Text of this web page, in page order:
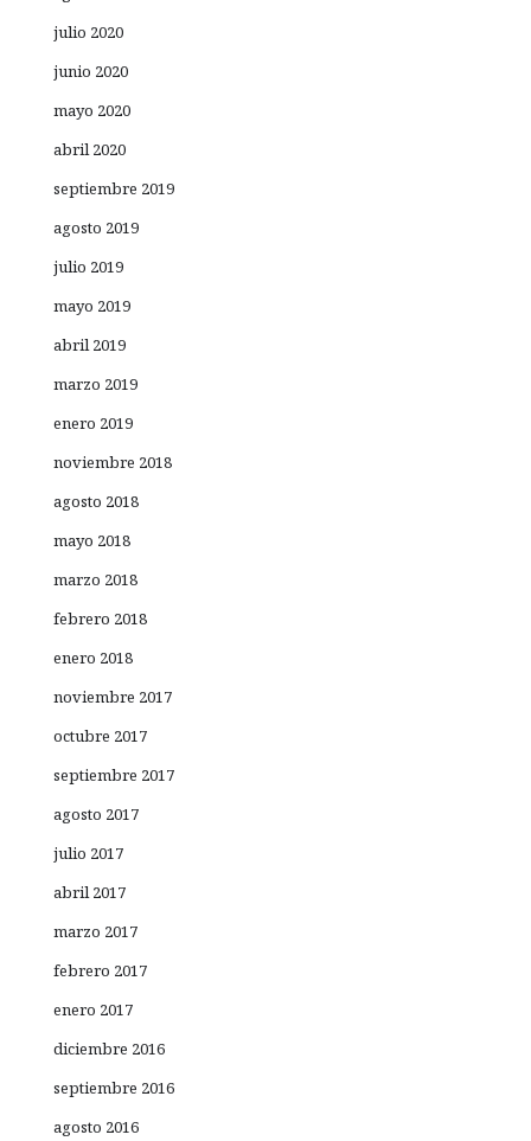
julio 2020
junio 2020
mayo 2020
abril 2020
septiembre 2019
agosto 2019
julio 2019
mayo 2019
abril 2019
marzo 2019
enero 2019
noviembre 2018
agosto 2018
mayo 2018
marzo 2018
febrero 2018
enero 2018
noviembre 2017
octubre 2017
septiembre 2017
agosto 2017
julio 2017
abril 2017
marzo 2017
febrero 2017
enero 2017
diciembre 2016
septiembre 2016
agosto 2016